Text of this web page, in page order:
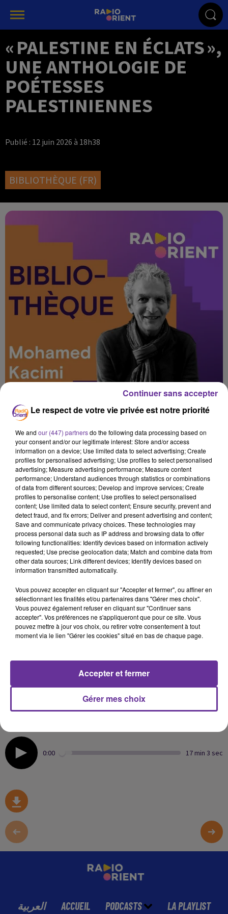
« PALESTINE EN ÉCLATS »,
UNE ANTHOLOGIE DE
POÉTESSES
PALESTINIENNES
Publié : 12 juin 2026 à 18h38
BIBLIOTHÈQUE (FR)
Livre Culture
Palestine
Bibliothèque
12 juin 2026 - 17 min 3 sec
« PALESTINE EN ÉCLATS », UNE ANTHOLOGIE DE
POÉTESSES PALESTINIENNES
Par Loïc Barrière
LA BIBLIOTHEQUE DE RADIO ORIENT
La Bibliothèque de Radio Orient avec l'écrivain, poète et
dramaturgeMohamed Kacimi. Il a traduit de l’arabe
“Palestine en éclats, anthologie de la poésie palestinienne
”, de Nida Younis aux éditions Al
Un ouvrage qui nous donne à lire et à entendre des voix
Mohamad Kacimi, qui vient par ailleurs de publier « Feu
de Dieu » chez Actes Sud, répond aux questions de Loïc
0:00 17 min 3 sec
العربية ACCUEIL PODCASTS LA PLAYLIST
Le respect de votre vie privée est notre priorité
We and our (447) partnersdo the following data processing based on
your consent and/or our legitimate interest: Store and/or access
information on a device; Use limited data to select advertising; Create
profiles for personalised advertising; Use profiles to select personalised
advertising; Measure advertising performance; Measure content
performance; Understand audiences through statistics or combinations
of data from different sources; Develop and improve services; Create
profiles to personalise content; Use profiles to select personalised
content; Use limited data to select content; Ensure security, prevent and
detect fraud, and fix errors; Deliver and present advertising and content;
Save and communicate privacy choices. These technologies may
process personal data such as IP address and browsing data to offer
following functionalities: Identify devices based on information actively
requested; Use precise geolocation data; Match and combine data from
other data sources; Link different devices; Identify devices based on
information transmitted automatically.
Vous pouvez accepter en cliquant sur "Accepter et fermer", ou affiner en
sélectionnant les finalités et/ou partenaires dans "Gérer mes choix".
Vous pouvez également refuser en cliquant sur "Continuer sans
accepter". Vos préférences ne s'appliqueront que pour ce site. Vous
pouvez mettre à jour vos choix, ou retirer votre consentement à tout
moment via le lien "Gérer les cookies" situé en bas de chaque page.
Gérer mes choix
Accepter et fermer
Continuer sans accepter